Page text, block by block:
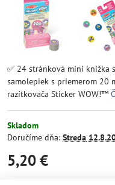
✅ 24 stránková mini knižka
samolepiek s priemerom 20
razítkovača Sticker WOW!™
Skladom
Doručíme dňa: Streda
5,20 €